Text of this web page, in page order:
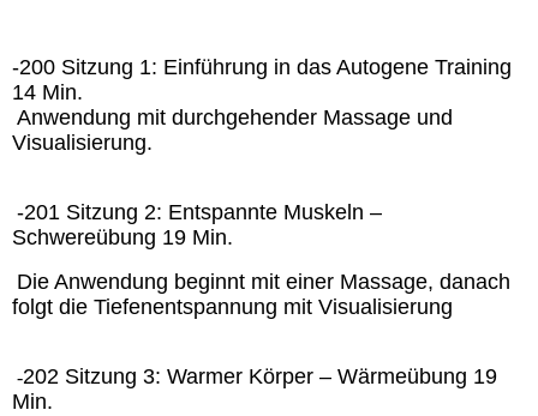
-200 Sitzung 1: Einführung in das Autogene Training
14 Min.
Anwendung mit durchgehender Massage und
Visualisierung.
-201 Sitzung 2: Entspannte Muskeln –
Schwereübung 19 Min.
Die Anwendung beginnt mit einer Massage, danach
folgt die Tiefenentspannung mit Visualisierung
-202 Sitzung 3: Warmer Körper – Wärmeübung 19
Min.